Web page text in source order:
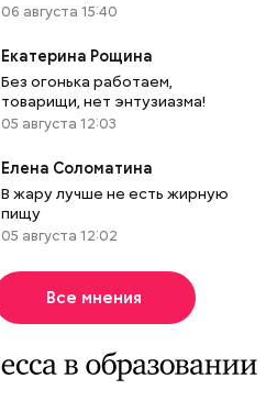
06 августа 15:40
Екатерина Рощина
Без огонька работаем,
товарищи, нет энтузиазма!
05 августа 12:03
Елена Соломатина
В жару лучше не есть жирную
пищу
05 августа 12:02
Все мнения